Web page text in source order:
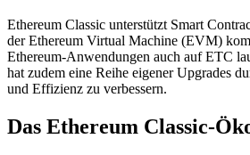
Ethereum Classic unterstützt Smart
der Ethereum Virtual Machine (EVM)
Ethereum-Anwendungen auch auf ETC
hat zudem eine Reihe eigener Upgrades
und Effizienz zu verbessern.
Das Ethereum Classic-